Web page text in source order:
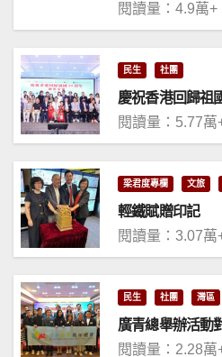
閱讀量：4.9萬+
民生 社團
慶祝香港回歸祖
閱讀量：5.77萬
梁君度專欄 文旅
輕鐵賦贈印記
閱讀量：3.07萬
民生 社團 灣區
廣青總舉辦活動
閱讀量：2.28萬